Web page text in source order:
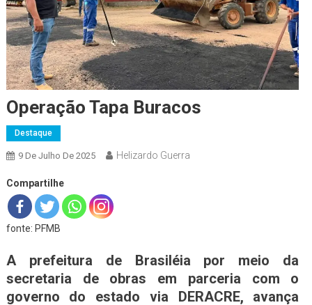
Operação Tapa Buracos
Destaque
9 De Julho De 2025 Helizardo Guerra
Compartilhe
fonte: PFMB
A prefeitura de Brasiléia por meio da
secretaria de obras em parceria com o
governo do estado via DERACRE, avança